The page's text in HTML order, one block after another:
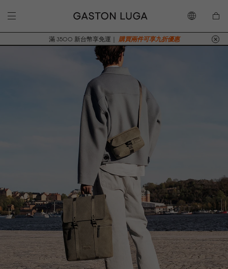
滿 3500 新台幣享免運｜ 購買兩件可享九折優惠